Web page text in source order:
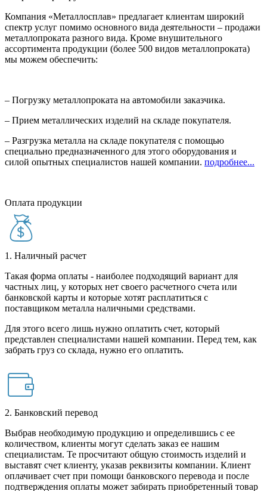
Компания «Металлосплав» предлагает клиентам широкий
спектр услуг помимо основного вида деятельности – продажи
металлопроката разного вида. Кроме внушительного
ассортимента продукции (более 500 видов металлопроката)
мы можем обеспечить:
– Погрузку металлопроката на автомобили заказчика.
– Прием металлических изделий на складе покупателя.
– Разгрузка металла на складе покупателя с помощью
специально предназначенного для этого оборудования и
силой опытных специалистов нашей компании. подробнее...
Оплата продукции
1. Наличный расчет
Такая форма оплаты - наиболее подходящий вариант для
частных лиц, у которых нет своего расчетного счета или
банковской карты и которые хотят расплатиться с
поставщиком металла наличными средствами.
Для этого всего лишь нужно оплатить счет, который
представлен специалистами нашей компании. Перед тем, как
забрать груз со склада, нужно его оплатить.
2. Банковский перевод
Выбрав необходимую продукцию и определившись с ее
количеством, клиенты могут сделать заказ ее нашим
специалистам. Те просчитают общую стоимость изделий и
выставят счет клиенту, указав реквизиты компании. Клиент
оплачивает счет при помощи банковского перевода и после
подтверждения оплаты может забирать приобретенный товар